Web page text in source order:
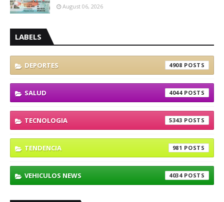
August 06, 2026
LABELS
DEPORTES 4908
SALUD 4044
TECNOLOGIA 5343
TENDENCIA 981
VEHICULOS NEWS 4034